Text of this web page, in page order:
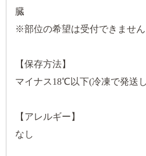
臓
※部位の希望は受付できません
【保存方法】
マイナス18℃以下(冷凍で発送
【アレルギー】
なし